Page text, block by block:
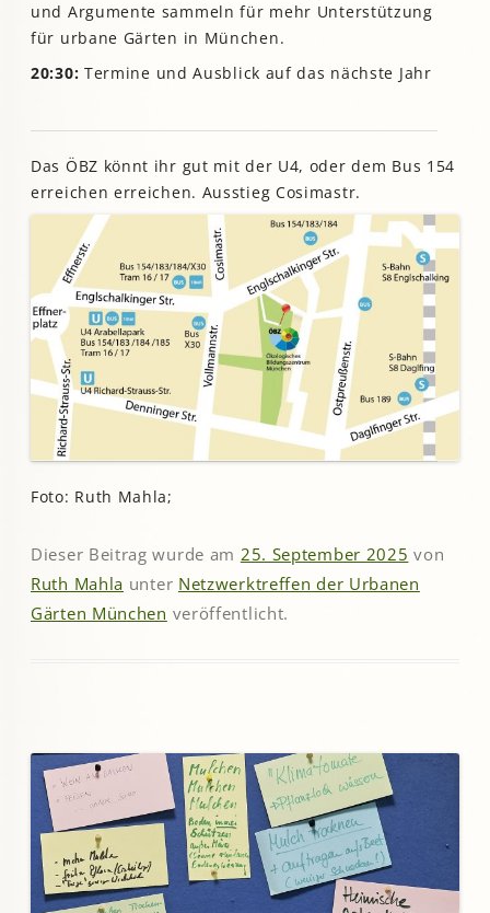
und Argumente sammeln für mehr Unterstützung
für urbane Gärten in München.
20:30: Termine und Ausblick auf das nächste Jahr
Das ÖBZ könnt ihr gut mit der U4, oder dem Bus 154
erreichen erreichen. Ausstieg Cosimastr.
Foto: Ruth Mahla;
Dieser Beitrag wurde am 25. September 2025 von
Ruth Mahla unter Netzwerktreffen der Urbanen
Gärten München veröffentlicht.